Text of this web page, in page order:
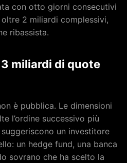
con otto giorni consecutivi
2 miliardi complessivi,
ribassista.
miliardi di quote
è pubblica. Le dimensioni
l’ordine successivo più
un investitore
un hedge fund, una banca
sovrano che ha scelto la